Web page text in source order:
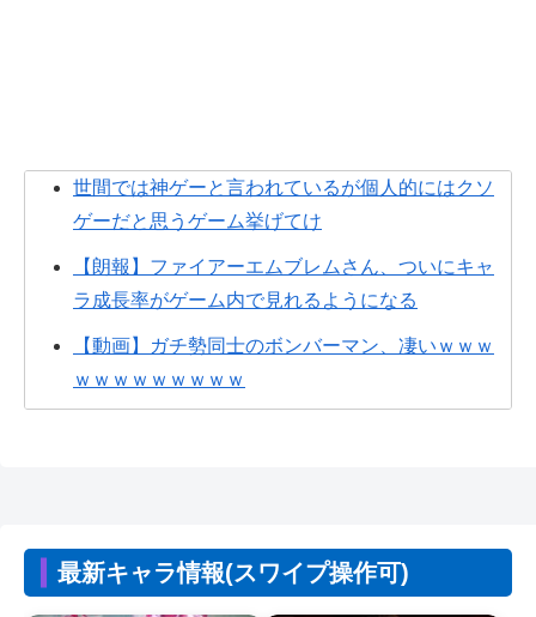
世間では神ゲーと言われているが個人的にはクソ
ゲーだと思うゲーム挙げてけ
【朗報】ファイアーエムブレムさん、ついにキャ
ラ成長率がゲーム内で見れるようになる
【動画】ガチ勢同士のボンバーマン、凄いｗｗｗ
ｗｗｗｗｗｗｗｗｗ
【悲報】息子がみいちゃんのママ、限界を迎える
「もう無理。普通の家庭を築きたい。普...
最新キャラ情報(スワイプ操作可)